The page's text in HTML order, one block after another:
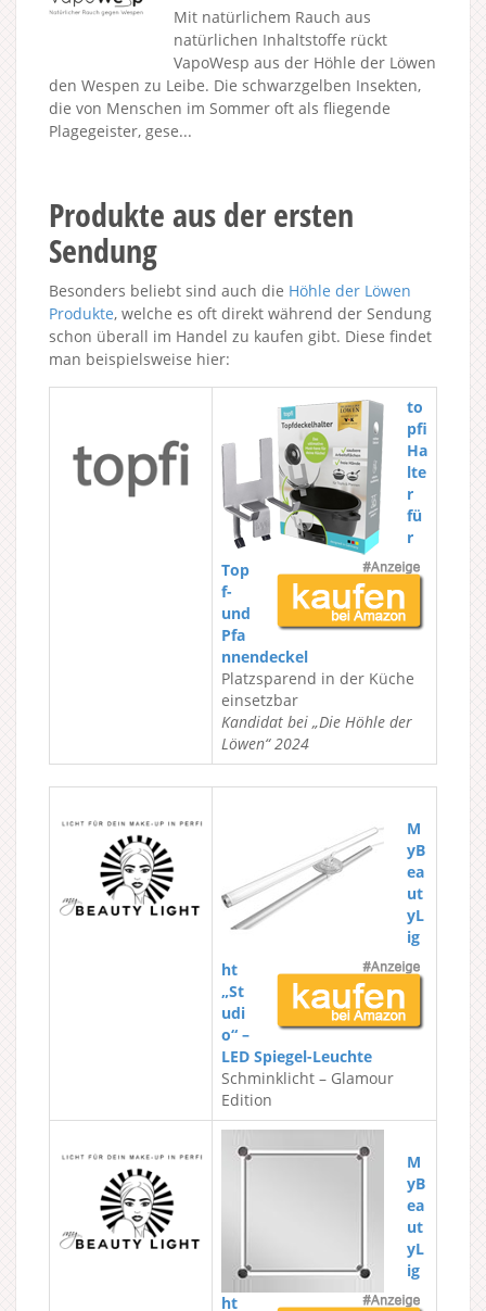
Mit natürlichem Rauch aus
natürlichen Inhaltstoffe rückt
VapoWesp aus der Höhle der Löwen
den Wespen zu Leibe. Die schwarzgelben Insekten,
die von Menschen im Sommer oft als fliegende
Plagegeister, gese...
Produkte aus der ersten
Sendung
Besonders beliebt sind auch die Höhle der Löwen
Produkte, welche es oft direkt während der Sendung
schon überall im Handel zu kaufen gibt. Diese findet
man beispielsweise hier:
to
pfi
Ha
lte
r
fü
r
Top
f-
und
Pfa
nnendeckel
Platzsparend in der Küche
einsetzbar
Kandidat bei „Die Höhle der
Löwen“ 2024
M
yB
ea
ut
yL
ig
ht
„St
udi
o“ –
LED Spiegel-Leuchte
Schminklicht – Glamour
Edition
M
yB
ea
ut
yL
ig
ht